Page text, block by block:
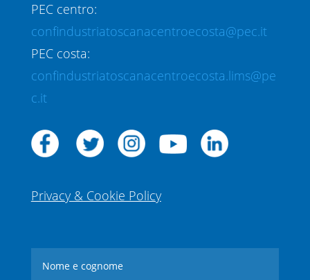
PEC centro:
confindustriatoscanacentroecosta@pec.it
PEC costa:
confindustriatoscanacentroecosta.lims@pe
c.it
Privacy & Cookie Policy